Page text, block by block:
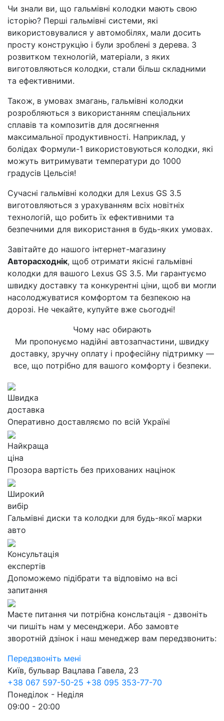
Чи знали ви, що гальмівні колодки мають свою
історію? Перші гальмівні системи, які
використовувалися у автомобілях, мали досить
просту конструкцію і були зроблені з дерева. З
розвитком технологій, матеріали, з яких
виготовляються колодки, стали більш складними
та ефективними.
Також, в умовах змагань, гальмівні колодки
розробляються з використанням спеціальних
сплавів та композитів для досягнення
максимальної продуктивності. Наприклад, у
болідах Формули-1 використовуються колодки, які
можуть витримувати температури до 1000
градусів Цельсія!
Сучасні гальмівні колодки для Lexus GS 3.5
виготовляються з урахуванням всіх новітніх
технологій, що робить їх ефективними та
безпечними для використання в будь-яких умовах.
Завітайте до нашого інтернет-магазину
Авторасходнік, щоб отримати якісні гальмівні
колодки для вашого Lexus GS 3.5. Ми гарантуємо
швидку доставку та конкурентні ціни, щоб ви могли
насолоджуватися комфортом та безпекою на
дорозі. Не чекайте, купуйте вже сьогодні!
Чому нас обирають
Ми пропонуємо надійні автозапчастини, швидку
доставку, зручну оплату і професійну підтримку —
все, що потрібно для вашого комфорту і безпеки.
Швидка
доставка
Оперативно доставляємо по всій Україні
Найкраща
ціна
Прозора вартість без прихованих націнок
Широкий
вибір
Гальмівні диски та колодки для будь-якої марки
авто
Консультація
експертів
Допоможемо підібрати та відповімо на всі
запитання
Маєте питання чи потрібна консльтація - дзвоніть
чи пишіть нам у месенджери. Або замовте
зворотній дзінок і наш менеджер вам передзвонить:
Передзвоніть мені
Київ, бульвар Вацлава Гавела, 23
+38 067 597-50-25 +38 095 353-77-70
Понеділок - Неділя
09:00 - 20:00